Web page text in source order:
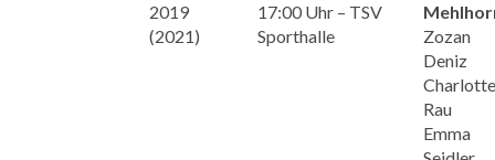
2019
(2021)
17:00 Uhr – TSV
Sporthalle
Zozan
Deniz
Charlotte
Rau
Emma